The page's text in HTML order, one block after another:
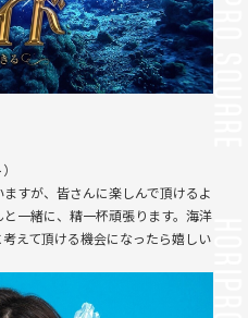
すが、皆さんに楽しんで頂けるよ
一緒に、精一杯頑張ります。海洋
えて頂ける機会になったら嬉しい